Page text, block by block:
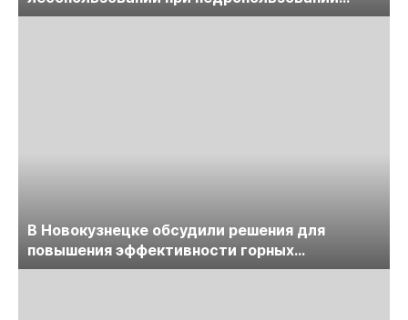
обсудят на семинаре «ПравоТЭК»
В Новокузнецке обсудили решения для
повышения эффективности горных
предприятий